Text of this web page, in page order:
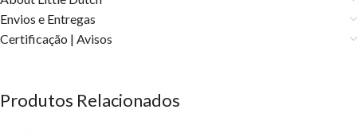
Envios e Entregas
Certificação | Avisos
Produtos Relacionados